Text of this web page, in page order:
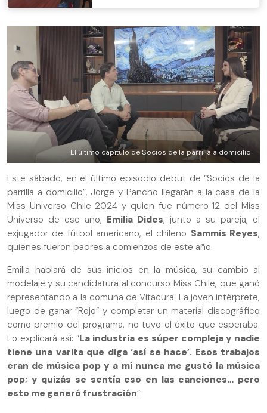
El último capítulo de Socios de la parrilla a domicilio
Este sábado, en el último episodio debut de “Socios de la
parrilla a domicilio”, Jorge y Pancho llegarán a la casa de la
Miss Universo Chile 2024 y quien fue número 12 del Miss
Universo de ese año, Emilia Dides, junto a su pareja, el
exjugador de fútbol americano, el chileno Sammis Reyes,
quienes fueron padres a comienzos de este año.
Emilia hablará de sus inicios en la música, su cambio al
modelaje y su candidatura al concurso Miss Chile, que ganó
representando a la comuna de Vitacura. La joven intérprete,
luego de ganar “Rojo” y completar un material discográfico
como premio del programa, no tuvo el éxito que esperaba.
Lo explicará así: “La industria es súper compleja y nadie
tiene una varita que diga ‘así se hace’. Esos trabajos
eran de música pop y a mí nunca me gustó la música
pop; y quizás se sentía eso en las canciones… pero
esto me generó frustración”.